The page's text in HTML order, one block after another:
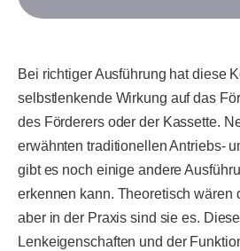
Bei richtiger Ausführung hat diese
selbstlenkende Wirkung auf das
des Förderers oder der Kassette.
erwähnten traditionellen Antriebs-
gibt es noch einige andere
erkennen kann. Theoretisch wären
aber in der Praxis sind sie es.
Lenkeigenschaften und der